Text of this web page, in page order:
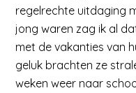
regelrechte uitdaging
jong waren zag ik al
met de vakanties van
geluk brachten ze
weken weer naar